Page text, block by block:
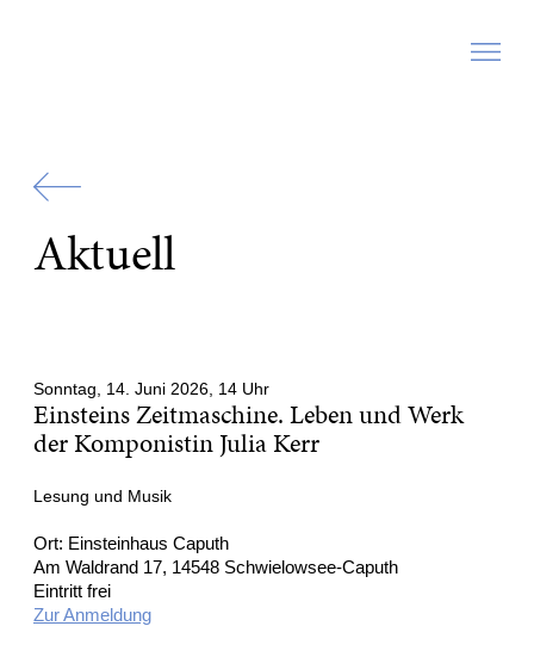
Aktuell
Sonntag, 14. Juni 2026, 14 Uhr
Einsteins Zeitmaschine. Leben und Werk
der Komponistin Julia Kerr
Lesung und Musik
Ort: Einsteinhaus Caputh
Am Waldrand 17, 14548 Schwielowsee-Caputh
Eintritt frei
Zur Anmeldung